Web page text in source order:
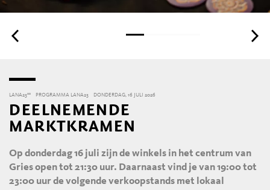
LANA23°° PROGRAMMA LANA23 DONDERDAG, 16 JULI 2026
DEELNEMENDE
MARKTKRAMEN
Op donderdag 16 juli zijn de winkels in het centrum van
Gries open tot 21:30 uur. Daarnaast vind je van 19:00 tot
23:00 uur de volgende verkoopstands met lokaal